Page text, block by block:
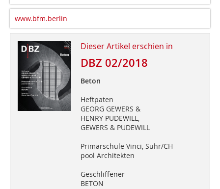
www.bfm.berlin
Dieser Artikel erschien in
DBZ 02/2018
Beton
Heftpaten
GEORG GEWERS &
HENRY PUDEWILL,
GEWERS & PUDEWILL
Primarschule Vinci, Suhr/CH
pool Architekten
Geschliffener
BETON